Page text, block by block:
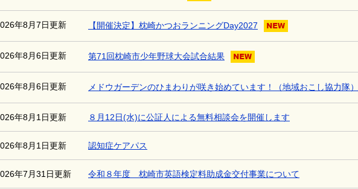
年8月7日更新 【開催決定】枕崎かつおランニングDay2027
年8月6日更新 第71回枕崎市少年野球大会試合結果
年8月6日更新 メドウガーデンのひまわりが咲き始めています！（地域おこし協力隊）
年8月1日更新 ８月12日(水)に公証人による無料相談会を開催します
年8月1日更新 認知症ケアパス
年7月31日更新 令和８年度 枕崎市英語検定料助成金交付事業について